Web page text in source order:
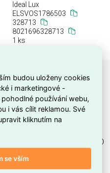
Ideal Lux
ELSVOS1786503
328713
8021696328713
1 ks
4 LUCI CROMO
CROMO najdete v
zdroje a LED osvětlení,
kód dodavatele
4 LUCI CROMO nabízíme
ALL IN 4 LUCI CROMO
budou uloženy cookies
i marketingové -
používání webu,
i vás cílit reklamou. Své
kliknutím na
se vším